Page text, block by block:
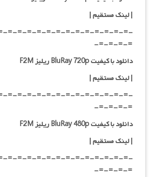
|لینک مستقیم|
=-=-=-=-=-=-=-=-=-=-=-=-=-
=-=-=-=-
دانلود با کیفیت BluRay 720p ریلیز F2M
| لینک مستقیم|
=-=-=-=-=-=-=-=-=-=-=-=-=-
=-=-=-=-
دانلود با کیفیت BluRay 480p ریلیز F2M
| لینک مستقیم|
=-=-=-=-=-=-=-=-=-=-=-=-=-
=-=-=-=-